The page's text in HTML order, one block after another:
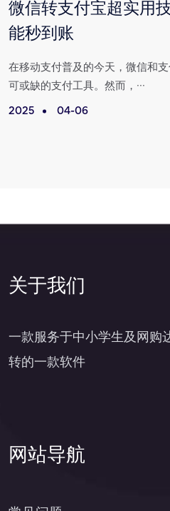
微信转支付宝超实用
能秒到账
在移动支付普及的今天，微信和
可或缺的支付工具。然而，···
2025 04-06
关于我们
一款服务于中小学生及网购
转的一款软件
网站导航